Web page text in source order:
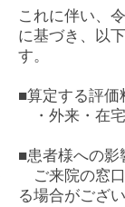
これに伴い、
に基づき、以
す。
■算定する評価
・外来・在
■患者様への影
ご来院の窓
る場合がござ